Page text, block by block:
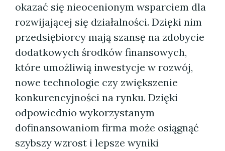
okazać się nieocenionym wsparciem dla
rozwijającej się działalności. Dzięki nim
przedsiębiorcy mają szansę na zdobycie
dodatkowych środków finansowych,
które umożliwią inwestycje w rozwój,
nowe technologie czy zwiększenie
konkurencyjności na rynku. Dzięki
odpowiednio wykorzystanym
dofinansowaniom firma może osiągnąć
szybszy wzrost i lepsze wyniki